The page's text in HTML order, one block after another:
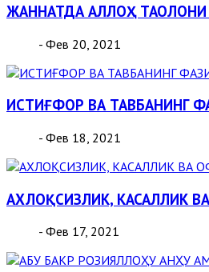
ЖАННАТДА АЛЛОҲ ТАОЛОНИ
- Фев 20, 2021
ИСТИҒФОР ВА ТАВБАНИНГ
- Фев 18, 2021
АХЛОҚСИЗЛИК, КАСАЛЛИК
- Фев 17, 2021